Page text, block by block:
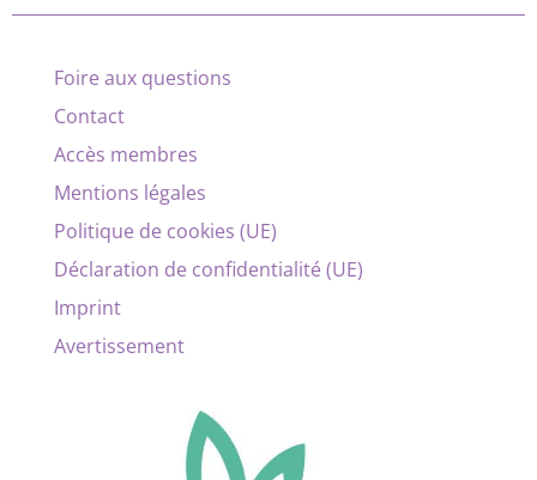
Foire aux questions
Contact
Accès membres
Mentions légales
Politique de cookies (UE)
Déclaration de confidentialité (UE)
Imprint
Avertissement